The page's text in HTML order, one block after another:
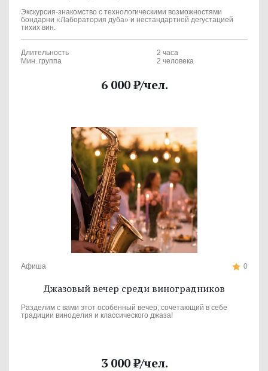
Экскурсия-знакомство с технологическими возможностями
бондарни «Лаборатория дуба» и нестандартной дегустацией
тихих вин.
Длительность
2 часа
Мин. группа
2 человека
6 000₽/чел.
Афиша 0
Джазовый вечер среди виноградников
Разделим с вами этот особенный вечер, сочетающий в себе
традиции виноделия и классического джаза!
3 000₽/чел.